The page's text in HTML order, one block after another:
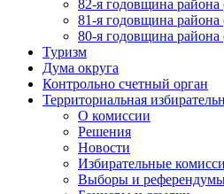
82-я годовщина района
81-я годовщина района
80-я годовщина района
Туризм
Дума округа
Контрольно счетный орган
Территориальная
О комиссии
Решения
Новости
Избирательные
Выборы и